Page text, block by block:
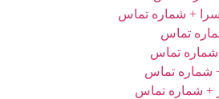
+ شماره تماس
تماس
شماره تماس
+ شماره تماس
+ شماره تماس